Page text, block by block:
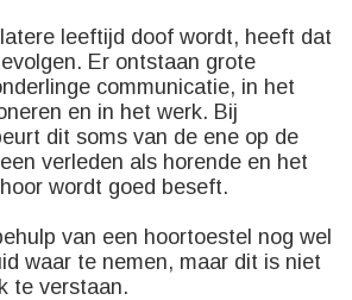
leeftijd doof wordt, heeft dat
Er ontstaan grote
communicatie, in het
en in het werk. Bij
dit soms van de ene op de
verleden als horende en het
wordt goed beseft.
van een hoortoestel nog wel
waar te nemen, maar dit is niet
te verstaan.